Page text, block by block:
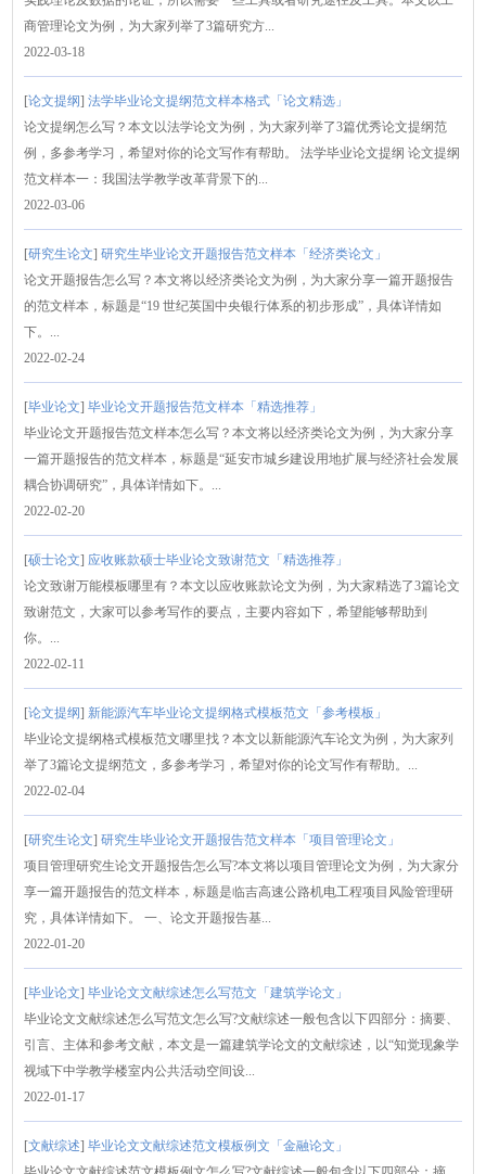
商管理论文为例，为大家列举了3篇研究方...
2022-03-18
[论文提纲]法学毕业论文提纲范文样本格式「论文精选」
论文提纲怎么写？本文以法学论文为例，为大家列举了3篇优秀论文提纲范
例，多参考学习，希望对你的论文写作有帮助。 法学毕业论文提纲 论文提纲
范文样本一：我国法学教学改革背景下的...
2022-03-06
[研究生论文]研究生毕业论文开题报告范文样本「经济类论文」
论文开题报告怎么写？本文将以经济类论文为例，为大家分享一篇开题报告
的范文样本，标题是“19 世纪英国中央银行体系的初步形成”，具体详情如
下。...
2022-02-24
[毕业论文]毕业论文开题报告范文样本「精选推荐」
毕业论文开题报告范文样本怎么写？本文将以经济类论文为例，为大家分享
一篇开题报告的范文样本，标题是“延安市城乡建设用地扩展与经济社会发展
耦合协调研究”，具体详情如下。...
2022-02-20
[硕士论文] 应收账款硕士毕业论文致谢范文「精选推荐」
论文致谢万能模板哪里有？本文以应收账款论文为例，为大家精选了3篇论文
致谢范文，大家可以参考写作的要点，主要内容如下，希望能够帮助到
你。...
2022-02-11
[论文提纲] 新能源汽车毕业论文提纲格式模板范文「参考模板」
毕业论文提纲格式模板范文哪里找？本文以新能源汽车论文为例，为大家列
举了3篇论文提纲范文，多参考学习，希望对你的论文写作有帮助。...
2022-02-04
[研究生论文]研究生毕业论文开题报告范文样本「项目管理论文」
项目管理研究生论文开题报告怎么写?本文将以项目管理论文为例，为大家分
享一篇开题报告的范文样本，标题是临吉高速公路机电工程项目风险管理研
究，具体详情如下。 一、论文开题报告基...
2022-01-20
[毕业论文]毕业论文文献综述怎么写范文「建筑学论文」
毕业论文文献综述怎么写范文怎么写?文献综述一般包含以下四部分：摘要、
引言、主体和参考文献，本文是一篇建筑学论文的文献综述，以“知觉现象学
视域下中学教学楼室内公共活动空间设...
2022-01-17
[文献综述]毕业论文文献综述范文模板例文「金融论文」